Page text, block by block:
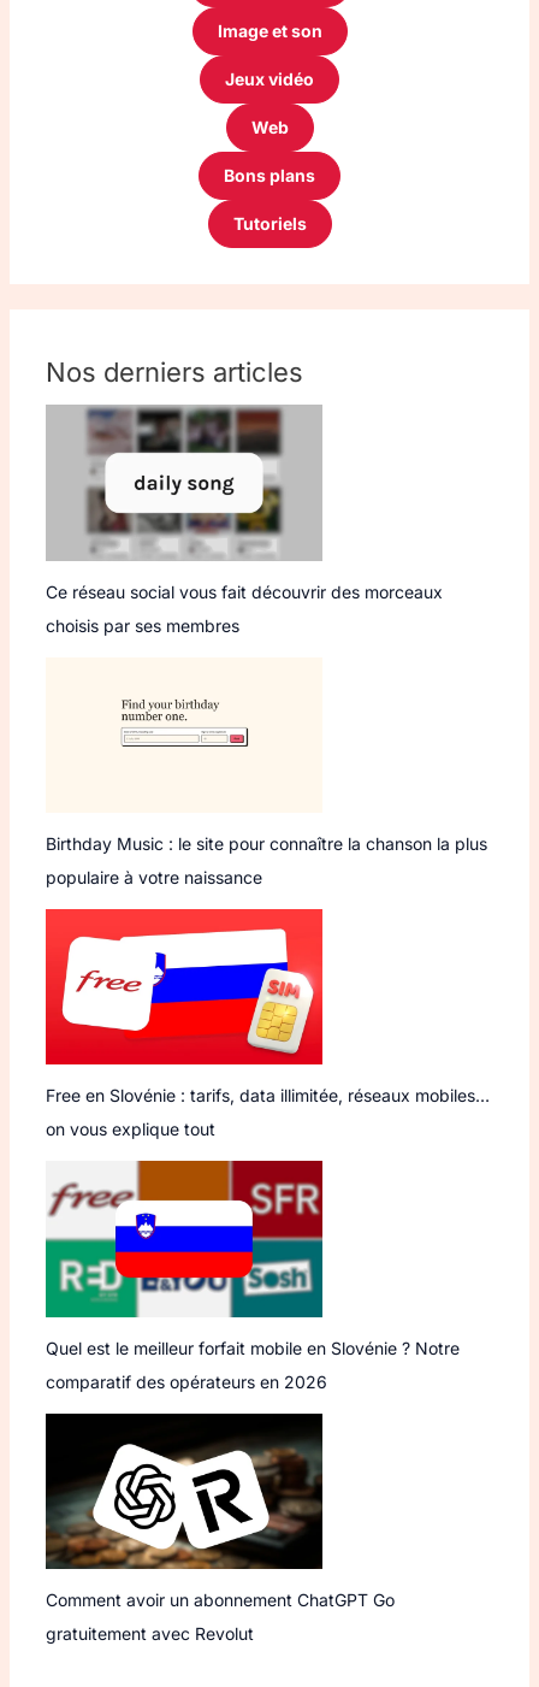
Image et son
Jeux vidéo
Web
Bons plans
Tutoriels
Nos derniers articles
Ce réseau social vous fait découvrir des morceaux
choisis par ses membres
Birthday Music : le site pour connaître la chanson la plus
populaire à votre naissance
Free en Slovénie : tarifs, data illimitée, réseaux mobiles…
on vous explique tout
Quel est le meilleur forfait mobile en Slovénie ? Notre
comparatif des opérateurs en 2026
Comment avoir un abonnement ChatGPT Go
gratuitement avec Revolut